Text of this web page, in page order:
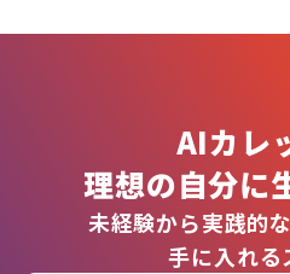
AIカレ
理想の自分に
未経験から実践的
手に入れる